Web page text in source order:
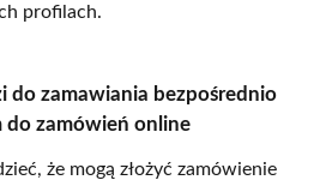
profilach.
do zamawiania bezpośrednio
do zamówień online
że mogą złożyć zamówienie